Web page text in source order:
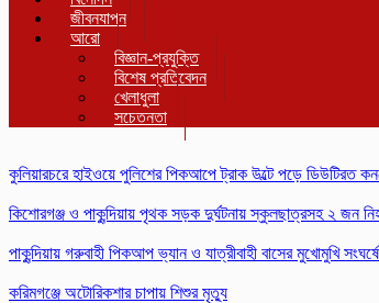
জীবনযাপন
আরো
বিজ্ঞান-প্রযুক্তি
বিশেষ প্রতিবেদন
খেলাধুলা
সচেতনতা
কুলিয়ারচরে হাইওয়ে পুলিশের পিকআপে ট্রাক উল্টে পড়ে ডিউটিরত
কিশোরগঞ্জ ও পাকুন্দিয়ায় পৃথক সড়ক দুর্ঘটনায় স্কুলছাত্রসহ ২ জন
পাকুন্দিয়ায় গরুবাহী পিকআপ ভ্যান ও যাত্রীবাহী বাসের মুখোমুখি
করিমগঞ্জে অটোরিকশার চাপায় শিশুর মৃত্যু